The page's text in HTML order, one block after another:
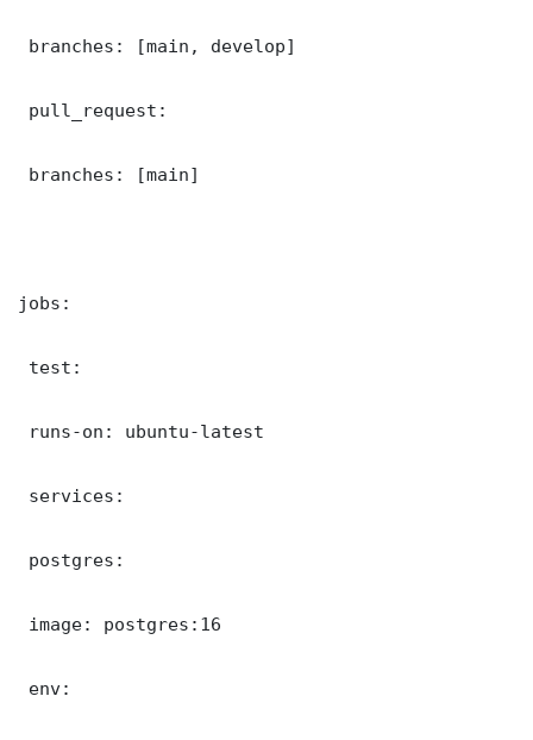
branches: [main, develop]
pull_request:
branches: [main]
jobs:
test:
runs-on: ubuntu-latest
services:
postgres:
image: postgres:16
env: